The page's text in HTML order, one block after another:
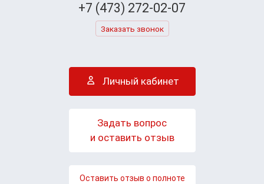
+7 (473) 272-02-07
Заказать звонок
Личный кабинет
Задать вопрос
и оставить отзыв
Оставить отзыв о полноте